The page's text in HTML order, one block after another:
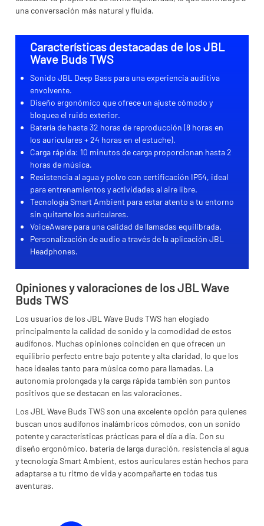
una conversación más natural y fluida.
Características destacadas de los JBL
Wave Buds TWS
Sonido JBL Deep Bass para una experiencia auditiva
envolvente.
Diseño ergonómico que ofrece un ajuste cómodo y
bloquea el ruido exterior.
Batería de hasta 32 horas de reproducción (8 horas en
los auriculares + 24 horas en el estuche).
Carga rápida: 10 minutos de carga proporcionan hasta 2
horas de música.
Resistencia al agua y polvo con certificación IP54, ideal
para entrenamientos y actividades al aire libre.
Tecnología Smart Ambient para estar atento a tu entorno
sin quitarte los auriculares.
VoiceAware para una calidad de llamadas equilibrada.
Personalización de audio a través de la aplicación JBL
Headphones.
Opiniones y valoraciones de los JBL Wave
Buds TWS
Los usuarios de los JBL Wave Buds TWS han elogiado
principalmente la calidad de sonido y la comodidad de estos
audífonos. Muchas opiniones coinciden en que ofrecen un
equilibrio perfecto entre bajo potente y alta claridad, lo que los
hace ideales tanto para música como para llamadas. La
autonomía prolongada y la carga rápida también son puntos
positivos que se destacan en las valoraciones.
Los JBL Wave Buds TWS son una excelente opción para quienes
buscan unos audífonos inalámbricos cómodos, con un sonido
potente y características prácticas para el día a día. Con su
diseño ergonómico, batería de larga duración, resistencia al agua
y tecnología Smart Ambient, estos auriculares están hechos para
adaptarse a tu ritmo de vida y acompañarte en todas tus
aventuras.